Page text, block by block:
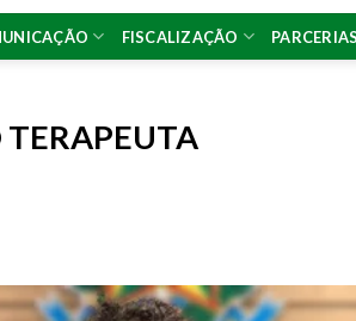
FISCALIZAÇÃO PARCERIAS